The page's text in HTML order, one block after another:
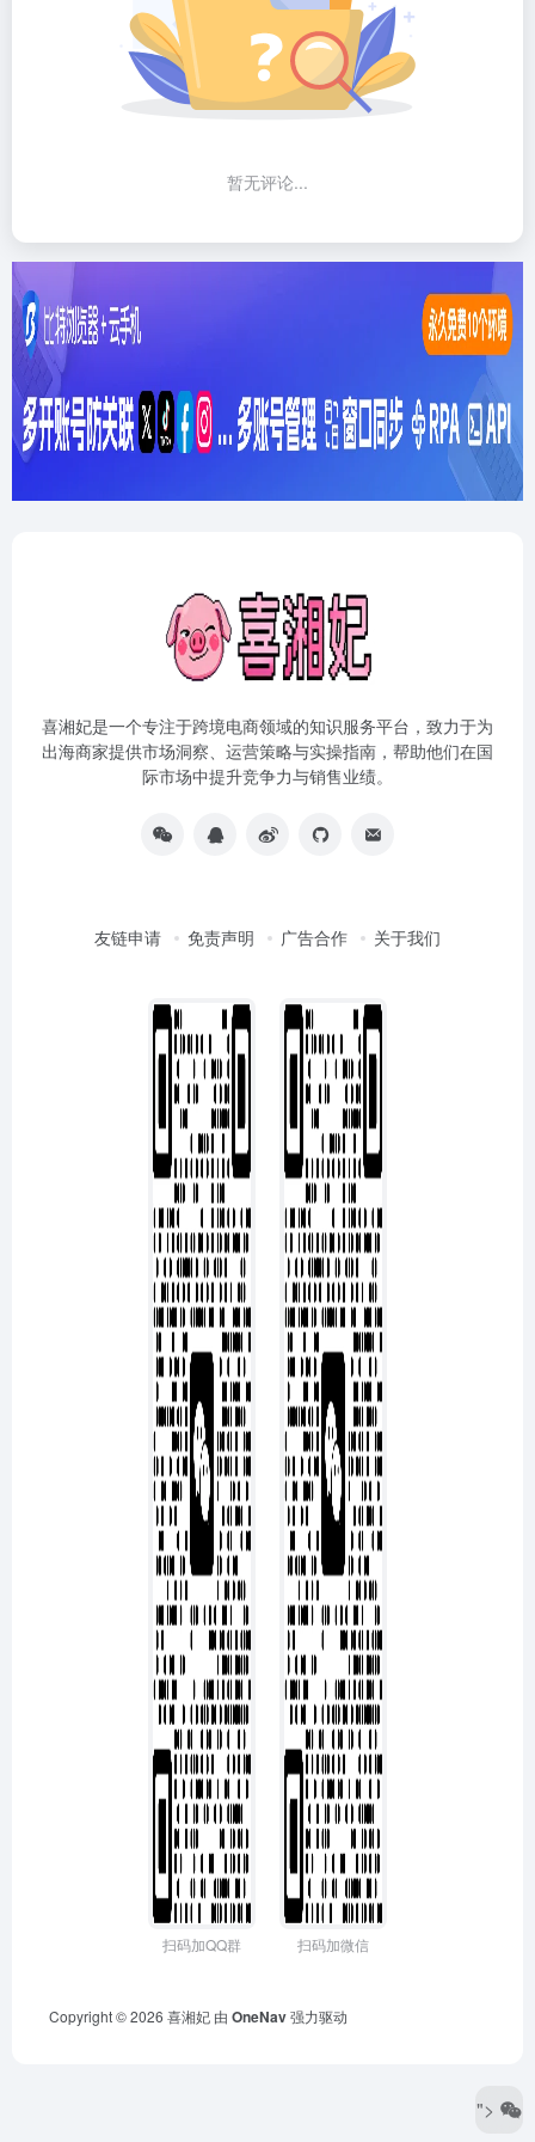
暂无评论...
喜湘妃是一个专注于跨境电商领域的知识服务平台，致力于为
出海商家提供市场洞察、运营策略与实操指南，帮助他们在国
际市场中提升竞争力与销售业绩。
友链申请 免责声明 广告合作 关于我们
扫码加QQ群 扫码加微信
Copyright © 2026 喜湘妃 由 OneNav强力驱动
">